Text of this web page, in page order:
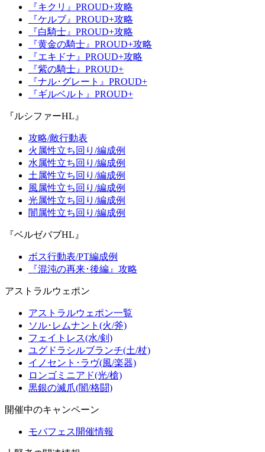
『キクリ』PROUD+攻略
『ケルブ』PROUD+攻略
『白騎士』PROUD+攻略
『黄金の騎士』PROUD+攻略
『エキドナ』PROUD+攻略
『紫の騎士』PROUD+
『ナル･グレート』PROUD+
『ギルベルト』PROUD+
『ルシファーHL』
攻略/敵行動表
火属性立ち回り/編成例
水属性立ち回り/編成例
土属性立ち回り/編成例
風属性立ち回り/編成例
光属性立ち回り/編成例
闇属性立ち回り/編成例
『ベルゼバブHL』
ボス行動表/PT編成例
『混沌の再来･後編』攻略
アストラルウェポン
アストラルウェポン一覧
ソル･レムナント(火/斧)
フェイトレス(水/剣)
ユグドラシルブランチ(土/杖)
イノセント･ラヴ(風/楽器)
ロンゴミニアド(光/槍)
黒銀の滅爪(闇/格闘)
開催中のキャンペーン
モバフェス開催情報